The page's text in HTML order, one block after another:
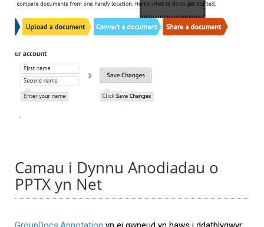
Camau i Dynnu Anodiadau o
PPTX yn Net